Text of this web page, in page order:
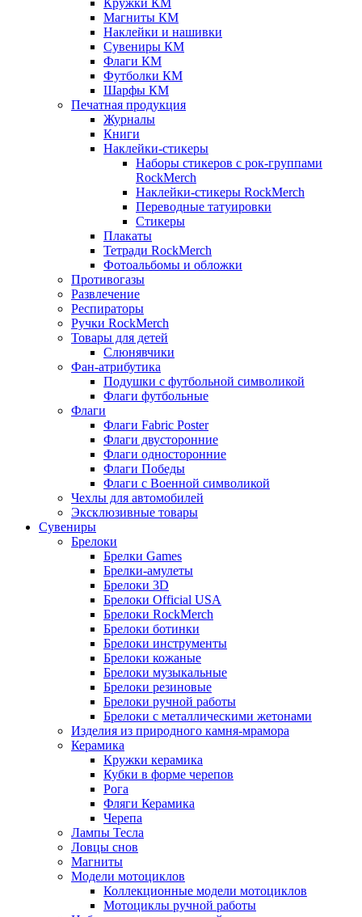
Кружки КМ
Магниты КМ
Наклейки и нашивки
Сувениры КМ
Флаги КМ
Футболки КМ
Шарфы КМ
Печатная продукция
Журналы
Книги
Наклейки-стикеры
Наборы стикеров с рок-группами
RockMerch
Наклейки-стикеры RockMerch
Переводные татуировки
Стикеры
Плакаты
Тетради RockMerch
Фотоальбомы и обложки
Противогазы
Развлечение
Респираторы
Ручки RockMerch
Товары для детей
Слюнявчики
Фан-атрибутика
Подушки с футбольной символикой
Флаги футбольные
Флаги
Флаги Fabric Poster
Флаги двусторонние
Флаги односторонние
Флаги Победы
Флаги с Военной символикой
Чехлы для автомобилей
Эксклюзивные товары
Сувениры
Брелоки
Брелки Games
Брелки-амулеты
Брелоки 3D
Брелоки Official USA
Брелоки RockMerch
Брелоки ботинки
Брелоки инструменты
Брелоки кожаные
Брелоки музыкальные
Брелоки резиновые
Брелоки ручной работы
Брелоки с металлическими жетонами
Изделия из природного камня-мрамора
Керамика
Кружки керамика
Кубки в форме черепов
Рога
Фляги Керамика
Черепа
Лампы Тесла
Ловцы снов
Магниты
Модели мотоциклов
Коллекционные модели мотоциклов
Мотоциклы ручной работы